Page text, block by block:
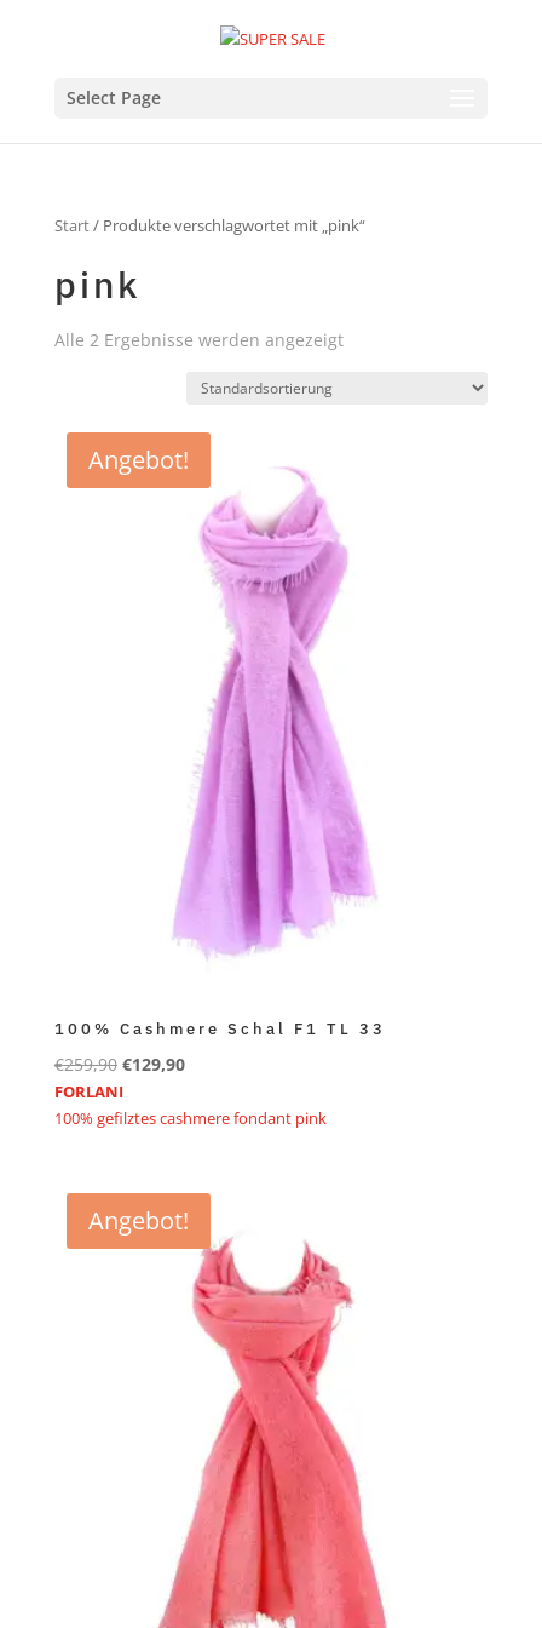
Select Page
Start/ Produkte verschlagwortet mit „pink“
pink
Alle 2 Ergebnisse werden angezeigt
Angebot!
100% Cashmere Schal F1 TL 33
€259,90 Ursprünglicher
Preis
war:
€129,90Aktueller
ist:
FORLANI
100% gefilztes cashmere fondant pink
Angebot!